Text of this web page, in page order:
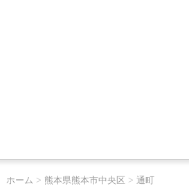
ホーム > 熊本県熊本市中央区 > 通町